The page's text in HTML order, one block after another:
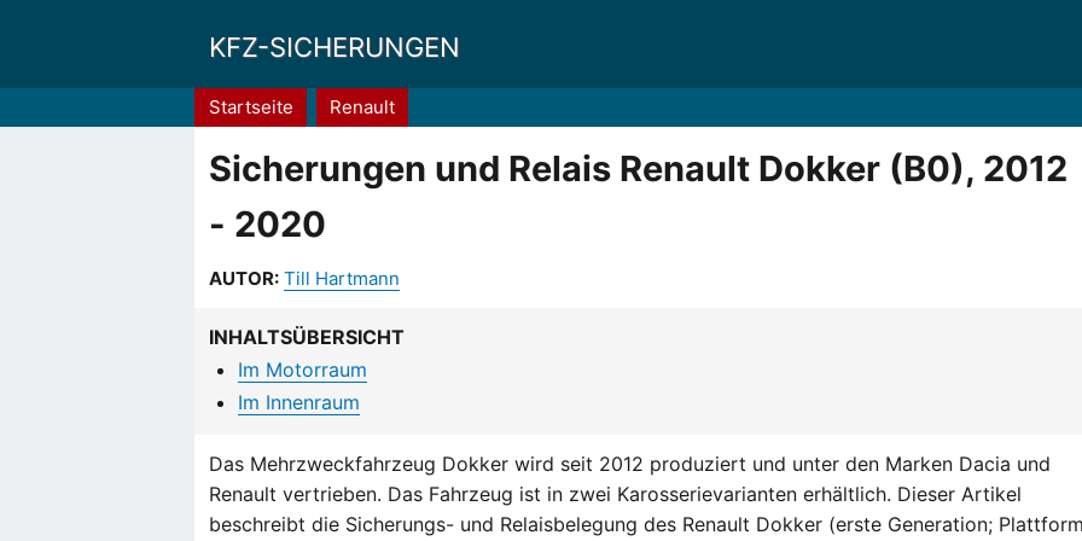
KFZ-SICHERUNGEN
Pfadnavigation
Startseite Renault
Sicherungen und Relais Renault Dokker (B0), 2012
- 2020
AUTOR: Till Hartmann
INHALTSÜBERSICHT
Im Motorraum
Im Innenraum
Das Mehrzweckfahrzeug Dokker wird seit 2012 produziert und unter den Marken Dacia und
Renault vertrieben. Das Fahrzeug ist in zwei Karosserievarianten erhältlich. Dieser Artikel
beschreibt die Sicherungs- und Relaisbelegung des Renault Dokker (erste Generation;